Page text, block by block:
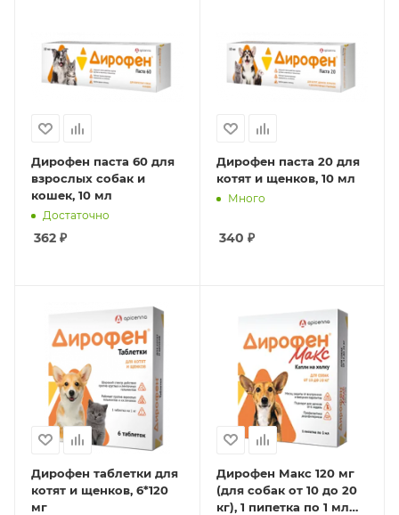
Дирофен паста 60 для
взрослых собак и
кошек, 10 мл
Достаточно
362 ₽
Дирофен паста 20 для
котят и щенков, 10 мл
Много
340 ₽
Дирофен таблетки для
котят и щенков, 6*120
мг
Дирофен Макс 120 мг
(для собак от 10 до 20
кг), 1 пипетка по 1 мл